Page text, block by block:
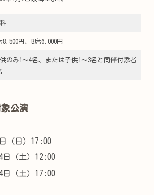
8,500円、B席6,000円
のみ1～4名、または子供1～3名と同伴付添者
公演
（日）17:00
日（土）12:00
日（土）17:00